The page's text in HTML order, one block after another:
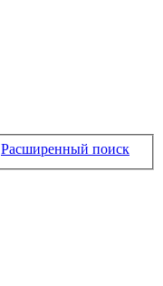
Расширенный поиск